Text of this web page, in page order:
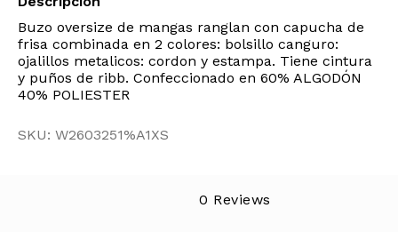
Buzo oversize de mangas ranglan con capucha de
frisa combinada en 2 colores: bolsillo canguro:
ojalillos metalicos: cordon y estampa. Tiene cintura
y puños de ribb. Confeccionado en 60% ALGODÓN
40% POLIESTER
SKU: W2603251%A1XS
0 Reviews